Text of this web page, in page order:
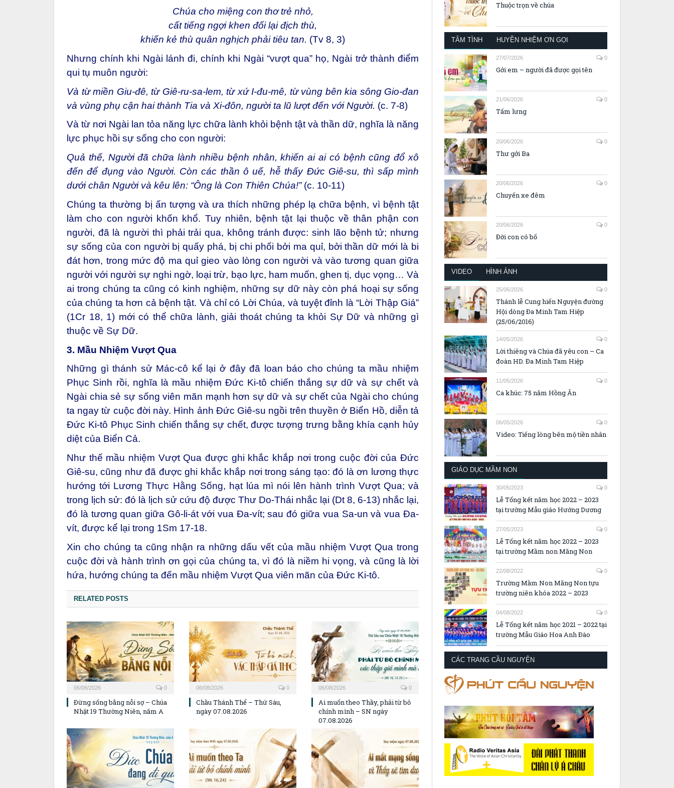
Chúa cho miệng con thơ trẻ nhỏ,
cất tiếng ngợi khen đối lại địch thù,
khiến kẻ thù quân nghịch phải tiêu tan. (Tv 8, 3)
Nhưng chính khi Ngài lánh đi, chính khi Ngài “vượt qua” họ, Ngài trở thành điểm
qui tụ muôn người:
Và từ miền Giu-đê, từ Giê-ru-sa-lem, từ xứ I-đu-mê, từ vùng bên kia sông Gio-đan
và vùng phụ cận hai thành Tia và Xi-đôn, người ta lũ lượt đến với Người. (c. 7-8)
Và từ nơi Ngài lan tỏa năng lực chữa lành khỏi bệnh tật và thần dữ, nghĩa là năng
lực phục hồi sự sống cho con người:
Quả thế, Người đã chữa lành nhiều bệnh nhân, khiến ai ai có bệnh cũng đổ xô
đến để đụng vào Người. Còn các thần ô uế, hễ thấy Đức Giê-su, thì sấp mình
dưới chân Người và kêu lên: “Ông là Con Thiên Chúa!” (c. 10-11)
Chúng ta thường bị ấn tượng và ưa thích những phép lạ chữa bệnh, vì bệnh tật
làm cho con người khốn khổ. Tuy nhiên, bệnh tật lại thuộc về thân phận con
người, đã là người thì phải trải qua, không tránh được: sinh lão bệnh tử; nhưng
sự sống của con người bị quấy phá, bị chi phối bởi ma quỉ, bởi thần dữ mới là bi
đát hơn, trong mức độ ma quỉ gieo vào lòng con người và vào tương quan giữa
người với người sự nghi ngờ, loại trừ, bạo lực, ham muốn, ghen tị, dục vọng… Và
ai trong chúng ta cũng có kinh nghiệm, những sự dữ này còn phá hoại sự sống
của chúng ta hơn cả bệnh tật. Và chỉ có Lời Chúa, và tuyệt đỉnh là “Lời Thập Giá”
(1Cr 18, 1) mới có thể chữa lành, giải thoát chúng ta khỏi Sự Dữ và những gì
thuộc về Sự Dữ.
3. Mầu Nhiệm Vượt Qua
Những gì thánh sử Mác-cô kể lại ở đây đã loan báo cho chúng ta mầu nhiệm
Phục Sinh rồi, nghĩa là mầu nhiệm Đức Ki-tô chiến thắng sự dữ và sự chết và
Ngài chia sẻ sự sống viên mãn mạnh hơn sự dữ và sự chết của Ngài cho chúng
ta ngay từ cuộc đời này. Hình ảnh Đức Giê-su ngồi trên thuyền ở Biển Hồ, diễn tả
Đức Ki-tô Phục Sinh chiến thắng sự chết, được tượng trưng bằng khía cạnh hủy
diệt của Biển Cả.
Như thế mầu nhiệm Vượt Qua được ghi khắc khắp nơi trong cuộc đời của Đức
Giê-su, cũng như đã được ghi khắc khắp nơi trong sáng tạo: đó là ơn lương thực
hướng tới Lương Thực Hằng Sống, hạt lúa mì nói lên hành trình Vượt Qua; và
trong lịch sử: đó là lịch sử cứu độ được Thư Do-Thái nhắc lại (Dt 8, 6-13) nhắc lại,
đó là tương quan giữa Gô-li-át với vua Đa-vít; sau đó giữa vua Sa-un và vua Đa-
vít, được kể lại trong 1Sm 17-18.
Xin cho chúng ta cũng nhận ra những dấu vết của mầu nhiệm Vượt Qua trong
cuộc đời và hành trình ơn gọi của chúng ta, vì đó là niềm hi vọng, và cũng là lời
hứa, hướng chúng ta đến mầu nhiệm Vượt Qua viên mãn của Đức Ki-tô.
RELATED POSTS
06/08/2026 0
Đừng sống bằng nỗi sợ – Chúa
Nhật 19 Thường Niên, năm A
06/08/2026 0
Chầu Thánh Thể – Thứ Sáu,
ngày 07.08.2026
06/08/2026 0
Ai muốn theo Thầy, phải từ bỏ
chính mình – SN ngày
07.08.2026
Thuộc trọn về chúa
TÂM TÌNH HUYỀN NHIỆM ƠN GỌI
27/07/2026 0
Gởi em – người đã được gọi tên
21/06/2026 0
Tấm lưng
20/06/2026 0
Thư gởi Ba
20/06/2026 0
Chuyến xe đêm
20/06/2026 0
Đời con có bố
VIDEO HÌNH ẢNH
25/06/2026 0
Thánh lễ Cung hiến Nguyện đường
Hội dòng Đa Minh Tam Hiệp
(25/06/2016)
14/05/2026 0
Lời thiêng và Chúa đã yêu con – Ca
đoàn HD. Đa Minh Tam Hiệp
11/05/2026 0
Ca khúc: 75 năm Hồng Ân
06/05/2026 0
Video: Tiếng lòng bên mộ tiền nhân
GIÁO DỤC MẦM NON
30/05/2023 0
Lễ Tổng kết năm học 2022 – 2023
tại trường Mẫu giáo Hướng Dương
27/05/2023 0
Lễ Tổng kết năm học 2022 – 2023
tại trường Mầm non Măng Non
22/08/2022 0
Trường Mầm Non Măng Non tựu
trường niên khóa 2022 – 2023
04/08/2022 0
Lễ Tổng kết năm học 2021 – 2022 tại
trường Mẫu Giáo Hoa Anh Đào
CÁC TRANG CẦU NGUYỆN